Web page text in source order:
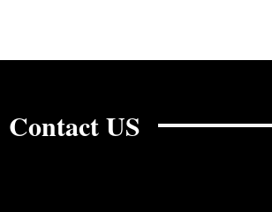
Contact US